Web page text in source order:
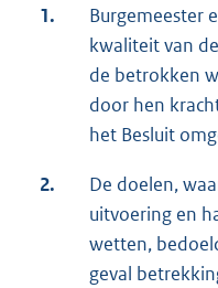
1.
Burgemeester
kwaliteit van
de betrokken
door hen
het Besluit
2.
De doelen,
uitvoering en
wetten,
geval